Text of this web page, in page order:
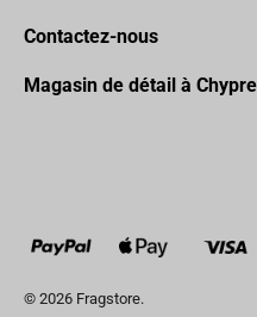
Contactez-nous
Magasin de détail à Chypre
© 2026 Fragstore.